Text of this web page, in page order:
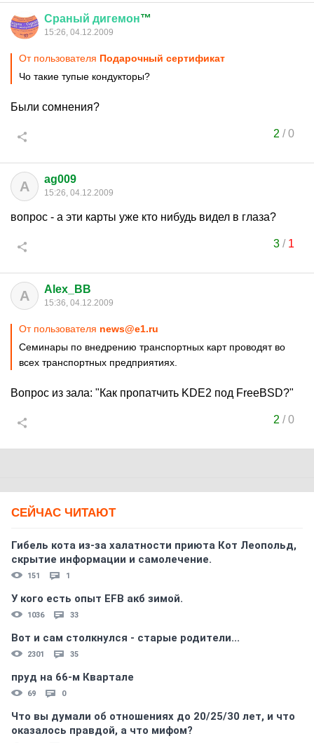
Сраный дигемон™
15:26, 04.12.2009
От пользователя Подарочный сертификат
Чо такие тупые кондукторы?
Были сомнения?
2 /0
A ag009
15:26, 04.12.2009
вопрос - а эти карты уже кто нибудь видел в глаза?
3/ 1
A Alex_BB
15:36, 04.12.2009
От пользователя news@e1.ru
Семинары по внедрению транспортных карт проводят во
всех транспортных предприятиях.
Вопрос из зала: "Как пропатчить KDE2 под FreeBSD?"
2 /0
СЕЙЧАС ЧИТАЮТ
Гибель кота из-за халатности приюта Кот Леопольд,
скрытиe информации и самолечение.
151 1
У кого есть опыт EFB акб зимой.
1036 33
Вот и сам столкнулся - старые родители...
2301 35
пруд на 66-м Квартале
69 0
Что вы думали об отношениях до 20/25/30 лет, и что
оказалось правдой, а что мифом?